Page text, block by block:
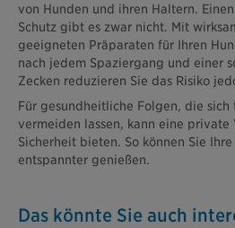
von Hunden und ihren Haltern.
Schutz gibt es zwar nicht. Mit
geeigneten Präparaten für Ihren
nach jedem Spaziergang und einer
Zecken reduzieren Sie das Risiko
Für gesundheitliche Folgen, die
vermeiden lassen, kann eine private
Sicherheit bieten. So können Sie
entspannter genießen.
Das könnte Sie auch